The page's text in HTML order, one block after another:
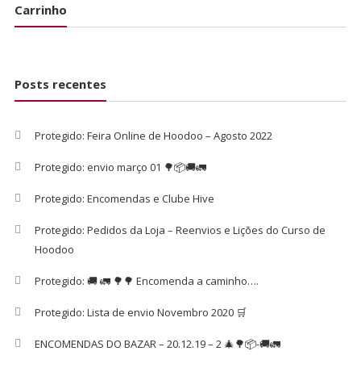
Carrinho
Posts recentes
Protegido: Feira Online de Hoodoo – Agosto 2022
Protegido: envio março 01 🌳📦🚚🚛
Protegido: Encomendas e Clube Hive
Protegido: Pedidos da Loja – Reenvios e Lições do Curso de
Hoodoo
Protegido: 🚚 🚛 🌳🌳 Encomenda a caminho….
Protegido: Lista de envio Novembro 2020 🛒
ENCOMENDAS DO BAZAR – 20.12.19 – 2 🎄🌳📦-🚚🚛